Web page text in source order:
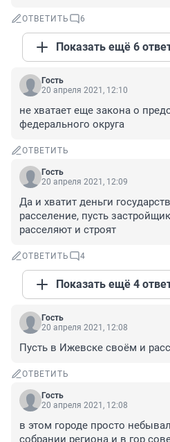
ОТВЕТИТЬ 6
Показать ещё 6
Гость
20 апреля 2021, 12:10
не хватает еще закона о
федерального округа
ОТВЕТИТЬ
Гость
20 апреля 2021, 12:09
Да и хватит деньги
расселение, пусть
расселяют и строят
ОТВЕТИТЬ 4
Показать ещё 4
Гость
20 апреля 2021, 12:08
Пусть в Ижевске своём и
ОТВЕТИТЬ
Гость
20 апреля 2021, 12:08
в этом городе просто
собрании региона и в гор